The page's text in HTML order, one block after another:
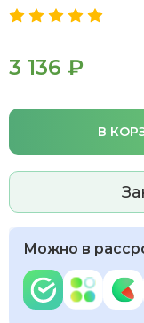
3 136 ₽
В
Можно в